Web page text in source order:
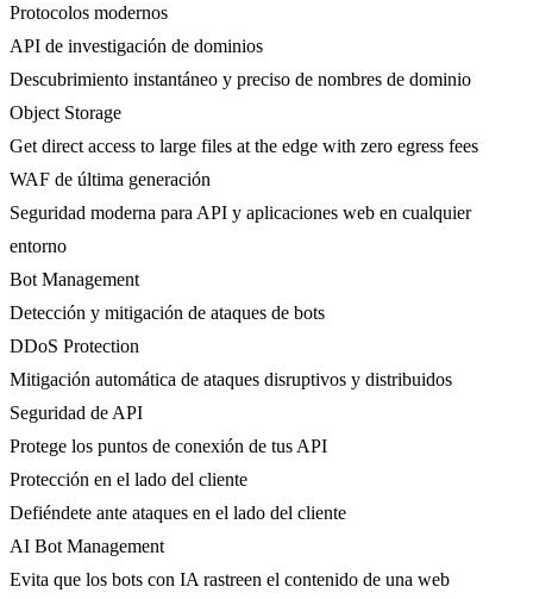
Protocolos modernos
API de investigación de dominios
Descubrimiento instantáneo y preciso de nombres de dominio
Object Storage
Get direct access to large files at the edge with zero egress fees
WAF de última generación
Seguridad moderna para API y aplicaciones web en cualquier
entorno
Bot Management
Detección y mitigación de ataques de bots
DDoS Protection
Mitigación automática de ataques disruptivos y distribuidos
Seguridad de API
Protege los puntos de conexión de tus API
Protección en el lado del cliente
Defiéndete ante ataques en el lado del cliente
AI Bot Management
Evita que los bots con IA rastreen el contenido de una web